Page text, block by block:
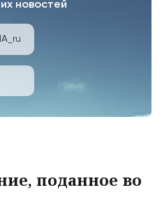
новостей
поданное во